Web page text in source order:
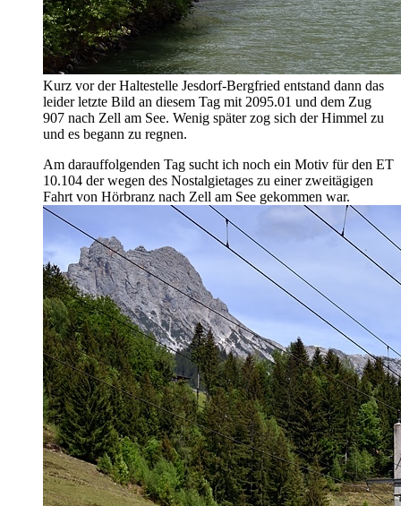
Kurz vor der Haltestelle Jesdorf-Bergfried entstand dann das
leider letzte Bild an diesem Tag mit 2095.01 und dem Zug
907 nach Zell am See. Wenig später zog sich der Himmel zu
und es begann zu regnen.
Am darauffolgenden Tag sucht ich noch ein Motiv für den ET
10.104 der wegen des Nostalgietages zu einer zweitägigen
Fahrt von Hörbranz nach Zell am See gekommen war.